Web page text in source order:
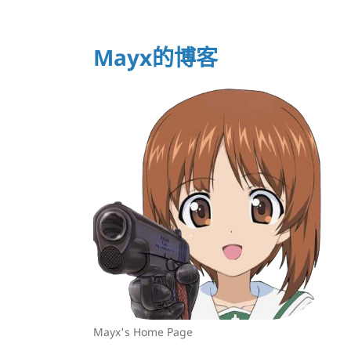
Mayx的博客
Mayx's Home Page